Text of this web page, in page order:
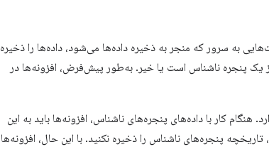
به سرور که منجر به ذخیره داده‌ها می‌شود، داده‌ها را ذخیره
از یک پنجره ناشناس است یا خیر. به‌طور پیش‌فرض، افزونه‌ها در
کار با داده‌های پنجره‌های ناشناس، افزونه‌ها باید به این
پنجره‌های ناشناس را ذخیره نکنید. با این حال، افزونه‌ها